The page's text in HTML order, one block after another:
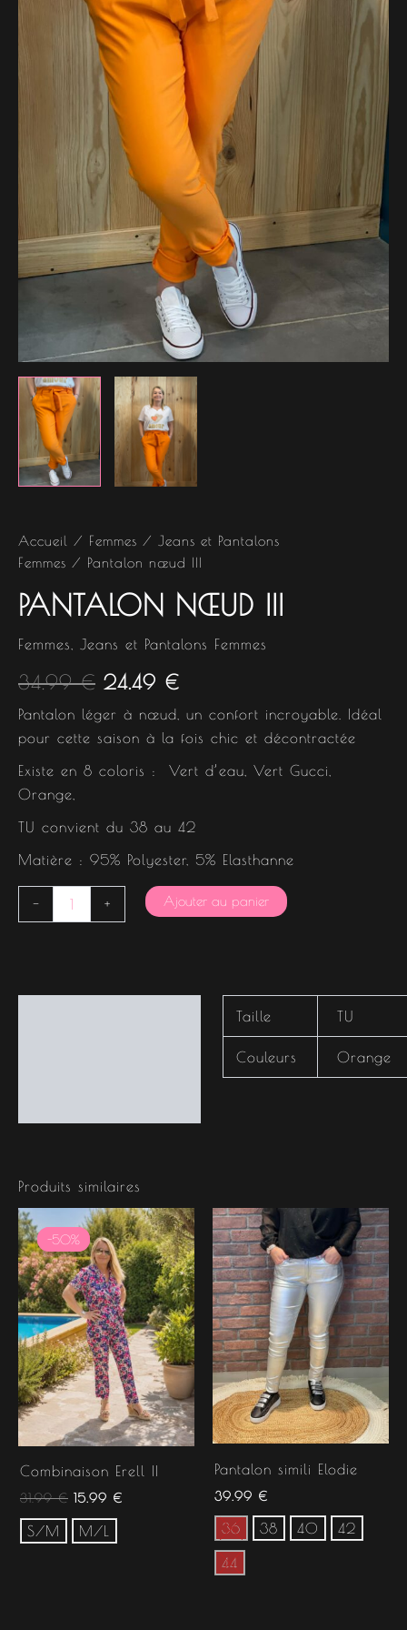
Accueil / Femmes /
Jeans et Pantalons
Femmes / Pantalon nœud III
PANTALON NŒUD III
Femmes Jeans et Pantalons Femmes
34.99€
34.99 €.
24.49 €
24.49 €.
Pantalon léger à nœud, un confort incroyable. Idéal
pour cette saison à la fois chic et décontractée
Existe en 8 coloris : Vert d’eau, Vert Gucci,
Orange,
TU convient du 38 au 42
Matière : 95% Polyester, 5% Elasthanne
- + Ajouter au panier
Taille TU
Couleurs Orange
Produits similaires
-50%
-50%
Combinaison Erell II
31.99€
Le
prix
initial
était :
31.99 €.
15.99 €
Le
prix
actuel
est :
15.99 €.
S/M M/L
Pantalon simili Elodie
39.99 €
36 38 40 42
44